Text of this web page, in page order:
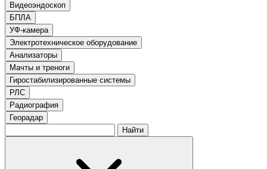
Видеоэндоскоп
БПЛА
УФ-камера
Электротехническое оборудование
Анализаторы
Мачты и треноги
Гиростабилизированные системы
РЛС
Радиография
Георадар
Найти